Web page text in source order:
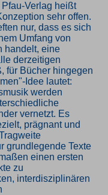
Verlag heißt
sehr offen.
nur, dass es sich
Umfang von
handelt, eine
derzeitigen
für Bücher hingegen
Idee lautet:
werden
vernetzt. Es
prägnant und
grundlegende Texte
einen ersten
zu
interdisziplinären